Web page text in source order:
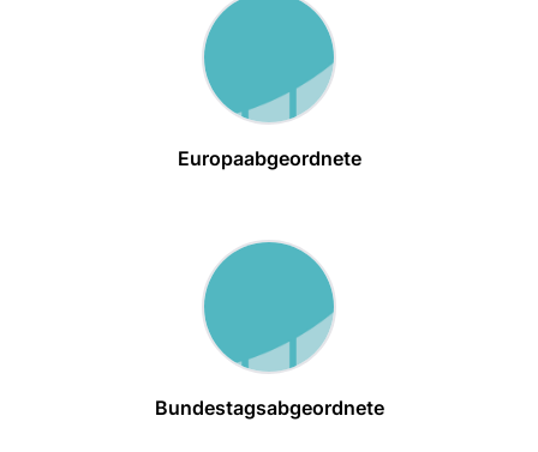
Europaabgeordnete
Bundestagsabgeordnete